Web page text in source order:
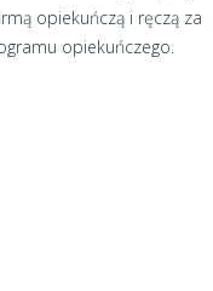
opiekuńczą i ręczą za
opiekuńczego.